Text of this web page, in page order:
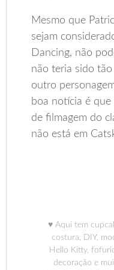
Mesmo que
sejam
Dancing, não
não teria sido
outro
boa notícia é que
de filmagem do
não está em
♥ Aqui tem
costura, DIY,
Hello Kitty,
decoração e